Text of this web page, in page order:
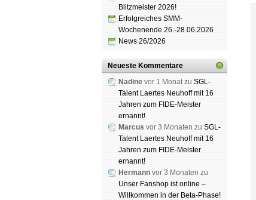
Blitzmeister 2026!
Erfolgreiches SMM-
Wochenende 26.-28.06.2026
News 26/2026
Neueste Kommentare
Nadine vor 1 Monat zu SGL-
Talent Laertes Neuhoff mit 16
Jahren zum FIDE-Meister
ernannt!
Marcus vor 3 Monaten zu SGL-
Talent Laertes Neuhoff mit 16
Jahren zum FIDE-Meister
ernannt!
Hermann vor 3 Monaten zu
Unser Fanshop ist online –
Willkommen in der Beta-Phase!